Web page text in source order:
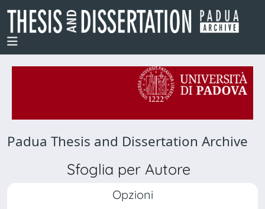
Padua Thesis and Dissertation Archive
Sfoglia per Autore
Opzioni